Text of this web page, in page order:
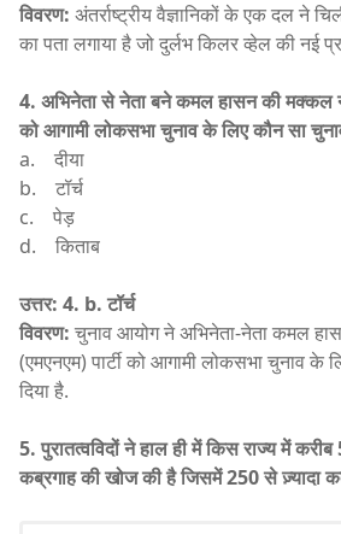
विवरण: अंतर्राष्ट्रीय वैज्ञानिकों के एक दल ने
का पता लगाया है जो दुर्लभ किलर व्हेल की नई
4. अभिनेता से नेता बने कमल हासन की मक्कल
को आगामी लोकसभा चुनाव के लिए कौन सा
a. दीया
b. टॉर्च
c. पेड़
d. किताब
उत्तर: 4. b.टॉर्च
विवरण: चुनाव आयोग ने अभिनेता-नेता कमल
(एमएनएम) पार्टी को आगामी लोकसभा चुनाव के
दिया है.
5. पुरातत्वविदों ने हाल ही में किस राज्य में
कब्रगाह की खोज की है जिसमें 250 से ज़्यादा